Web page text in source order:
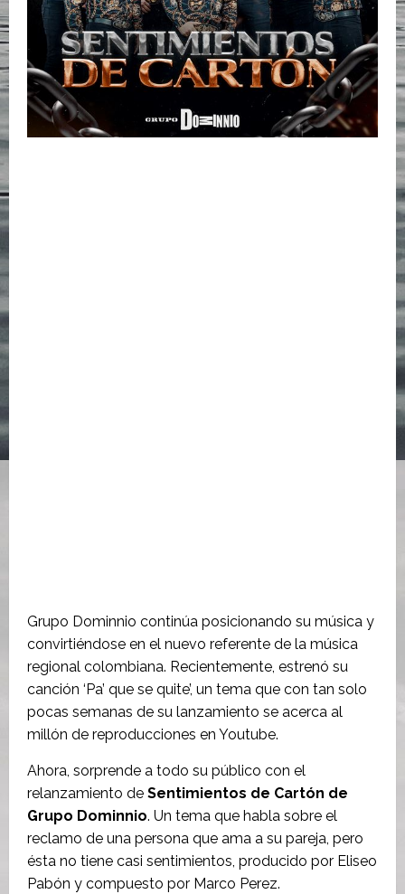
Grupo Dominnio continúa posicionando su música y
convirtiéndose en el nuevo referente de la música
regional colombiana. Recientemente, estrenó su
canción ‘Pa’ que se quite’, un tema que con tan solo
pocas semanas de su lanzamiento se acerca al
millón de reproducciones en Youtube.
Ahora, sorprende a todo su público con el
relanzamiento de Sentimientos de Cartón de
Grupo Dominnio. Un tema que habla sobre el
reclamo de una persona que ama a su pareja, pero
ésta no tiene casi sentimientos, producido por Eliseo
Pabón y compuesto por Marco Perez.